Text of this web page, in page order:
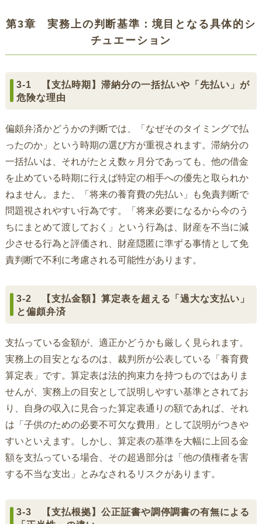
第3章 実務上の判断基準：境目となる具体的シ
チュエーション
3-1 【支払時期】滞納分の一括払いや「先払い」が
危険な理由
偏頗弁済かどうかの判断では、「なぜそのタイミングで払
ったのか」という時期の選び方が重視されます。滞納分の
一括払いは、それがたとえ数ヶ月分であっても、他の借金
を止めている時期に行えば特定の相手への優先と取られか
ねません。また、「将来の養育費の先払い」も免責判断で
問題視されやすい行為です。「将来必要になるから今のう
ちにまとめて渡しておく」という行為は、財産を不当に減
少させる行為と評価され、財産隠匿に準ずる事情として免
責判断で不利に考慮される可能性があります。
3-2 【支払金額】算定表を超える「過大な支払い」
と偏頗弁済
支払っている金額が、適正かどうかも厳しく見られます。
実務上の目安となるのは、裁判所が公表している「養育費
算定表」です。算定表は法的拘束力を持つものではありま
せんが、実務上の目安として説明しやすい基準とされてお
り、自身の収入に見合った算定表通りの額であれば、それ
は「子供のための必要不可欠な費用」として説明がつきや
すいといえます。しかし、算定表の基準を大幅に上回る金
額を支払っている場合、その超過部分は「他の債権者を害
する不当な支出」とみなされるリスクがあります。
3-3 【支払根拠】公正証書や調停調書の有無による